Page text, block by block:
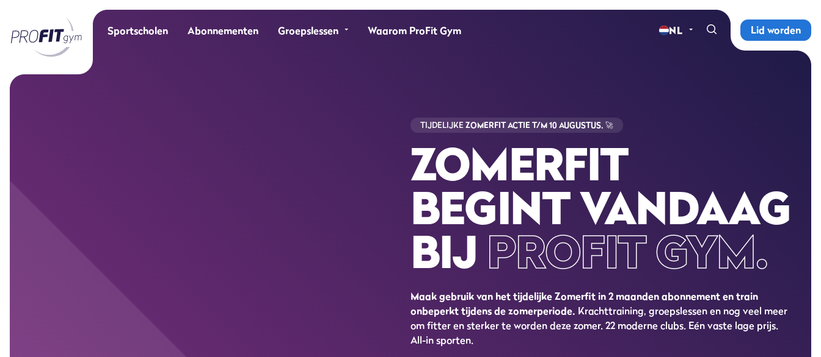
Sportscholen Abonnementen Groepslessen
Waarom ProFit Gym
Abonnementen
Groepslessen
Lesrooster
Alle groepslessen
Waarom ProFit Gym
NL Lid worden
TIJDELIJKE ZOMERFIT ACTIE T/M 10 AUGUSTUS. 🚀
ZOMERFIT
BEGINT VANDAAG
BIJ PROFIT GYM.
Maak gebruik van het tijdelijke Zomerfit in 2 maanden abonnement en train
onbeperkt tijdens de zomerperiode. Krachttraining, groepslessen en nog veel meer
om fitter en sterker te worden deze zomer. 22 moderne clubs. Eén vaste lage prijs.
All-in sporten.